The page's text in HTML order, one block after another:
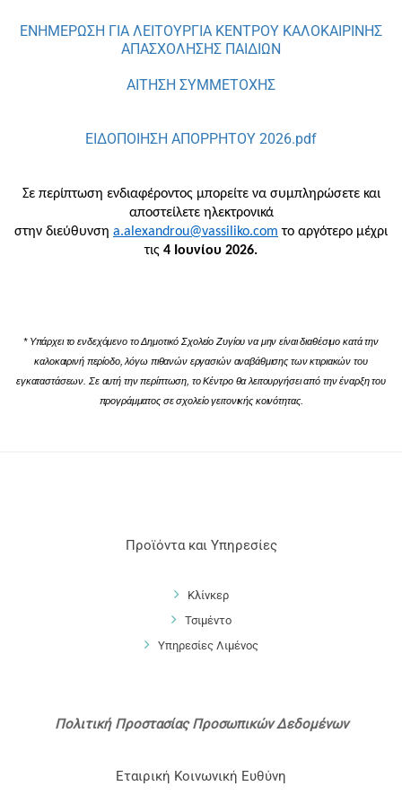
ΕΝΗΜΕΡΩΣΗ ΓΙΑ ΛΕΙΤΟΥΡΓΙΑ ΚΕΝΤΡΟΥ ΚΑΛΟΚΑΙΡΙΝΗΣ
ΑΠΑΣΧΟΛΗΣΗΣ ΠΑΙΔΙΩΝ
ΑΙΤΗΣΗ ΣΥΜΜΕΤΟΧΗΣ
ΕΙΔΟΠΟΙΗΣΗ ΑΠΟΡΡΗΤΟΥ 2026.pdf
Σε περίπτωση ενδιαφέροντος μπορείτε να συμπληρώσετε και
αποστείλετε ηλεκτρονικά
στην διεύθυνση a.alexandrou@vassiliko.com το αργότερο μέχρι
τις 4 Ιουνίου 2026.
* Υπάρχει το ενδεχόμενο το Δημοτικό Σχολείο Ζυγίου να μην είναι διαθέσιμο κατά την
καλοκαιρινή περίοδο, λόγω πιθανών εργασιών αναβάθμισης των κτιριακών του
εγκαταστάσεων. Σε αυτή την περίπτωση, το Κέντρο θα λειτουργήσει από την έναρξη του
προγράμματος σε σχολείο γειτονικής κοινότητας.
Προϊόντα και Υπηρεσίες
Κλίνκερ
Τσιμέντο
Υπηρεσίες Λιμένος
Πολιτική Προστασίας Προσωπικών Δεδομένων
Εταιρική Κοινωνική Ευθύνη